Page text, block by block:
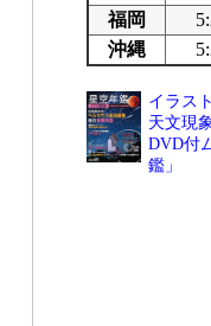
福岡
沖縄
イラス
天文現
DVD付
鑑」